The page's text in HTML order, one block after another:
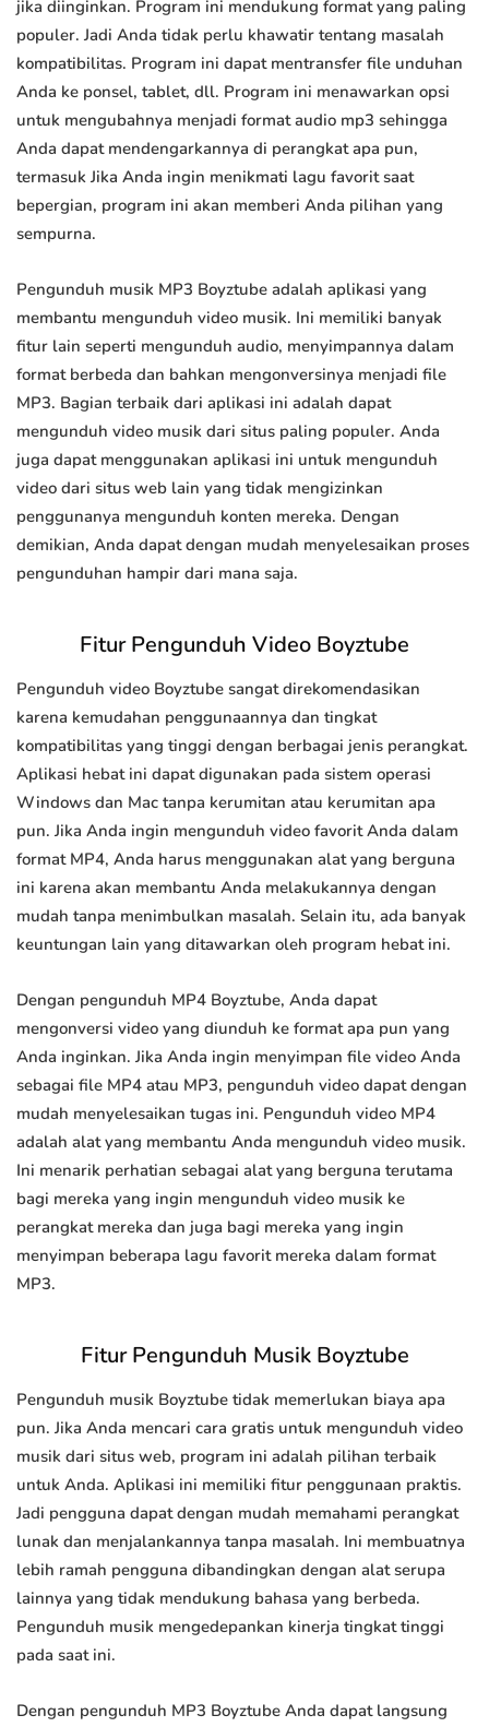
jika diinginkan. Program ini mendukung format yang paling
populer. Jadi Anda tidak perlu khawatir tentang masalah
kompatibilitas. Program ini dapat mentransfer file unduhan
Anda ke ponsel, tablet, dll. Program ini menawarkan opsi
untuk mengubahnya menjadi format audio mp3 sehingga
Anda dapat mendengarkannya di perangkat apa pun,
termasuk Jika Anda ingin menikmati lagu favorit saat
bepergian, program ini akan memberi Anda pilihan yang
sempurna.
Pengunduh musik MP3 Boyztube adalah aplikasi yang
membantu mengunduh video musik. Ini memiliki banyak
fitur lain seperti mengunduh audio, menyimpannya dalam
format berbeda dan bahkan mengonversinya menjadi file
MP3. Bagian terbaik dari aplikasi ini adalah dapat
mengunduh video musik dari situs paling populer. Anda
juga dapat menggunakan aplikasi ini untuk mengunduh
video dari situs web lain yang tidak mengizinkan
penggunanya mengunduh konten mereka. Dengan
demikian, Anda dapat dengan mudah menyelesaikan proses
pengunduhan hampir dari mana saja.
Fitur Pengunduh Video Boyztube
Pengunduh video Boyztube sangat direkomendasikan
karena kemudahan penggunaannya dan tingkat
kompatibilitas yang tinggi dengan berbagai jenis perangkat.
Aplikasi hebat ini dapat digunakan pada sistem operasi
Windows dan Mac tanpa kerumitan atau kerumitan apa
pun. Jika Anda ingin mengunduh video favorit Anda dalam
format MP4, Anda harus menggunakan alat yang berguna
ini karena akan membantu Anda melakukannya dengan
mudah tanpa menimbulkan masalah. Selain itu, ada banyak
keuntungan lain yang ditawarkan oleh program hebat ini.
Dengan pengunduh MP4 Boyztube, Anda dapat
mengonversi video yang diunduh ke format apa pun yang
Anda inginkan. Jika Anda ingin menyimpan file video Anda
sebagai file MP4 atau MP3, pengunduh video dapat dengan
mudah menyelesaikan tugas ini. Pengunduh video MP4
adalah alat yang membantu Anda mengunduh video musik.
Ini menarik perhatian sebagai alat yang berguna terutama
bagi mereka yang ingin mengunduh video musik ke
perangkat mereka dan juga bagi mereka yang ingin
menyimpan beberapa lagu favorit mereka dalam format
MP3.
Fitur Pengunduh Musik Boyztube
Pengunduh musik Boyztube tidak memerlukan biaya apa
pun. Jika Anda mencari cara gratis untuk mengunduh video
musik dari situs web, program ini adalah pilihan terbaik
untuk Anda. Aplikasi ini memiliki fitur penggunaan praktis.
Jadi pengguna dapat dengan mudah memahami perangkat
lunak dan menjalankannya tanpa masalah. Ini membuatnya
lebih ramah pengguna dibandingkan dengan alat serupa
lainnya yang tidak mendukung bahasa yang berbeda.
Pengunduh musik mengedepankan kinerja tingkat tinggi
pada saat ini.
Dengan pengunduh MP3 Boyztube Anda dapat langsung